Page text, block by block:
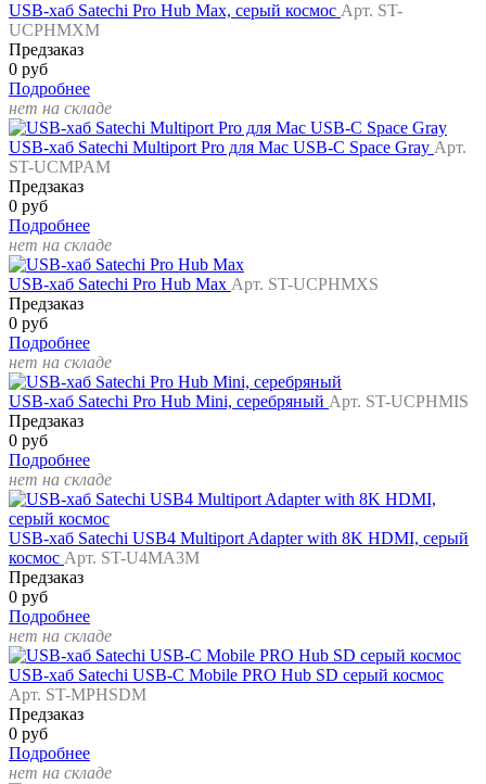
USB-хаб Satechi Pro Hub Max, серый космос Арт. ST-
UCPHMXM
Предзаказ
0 руб
Подробнее
нет на складе
USB-хаб Satechi Multiport Pro для Mac USB-C Space Gray Арт.
ST-UCMPAM
Предзаказ
0 руб
Подробнее
нет на складе
USB-хаб Satechi Pro Hub Max Арт. ST-UCPHMXS
Предзаказ
0 руб
Подробнее
нет на складе
USB-хаб Satechi Pro Hub Mini, серебряный Арт. ST-UCPHMIS
Предзаказ
0 руб
Подробнее
нет на складе
USB-хаб Satechi USB4 Multiport Adapter with 8K HDMI, серый
космос Арт. ST-U4MA3M
Предзаказ
0 руб
Подробнее
нет на складе
USB-хаб Satechi USB-C Mobile PRO Hub SD серый космос
Арт. ST-MPHSDM
Предзаказ
0 руб
Подробнее
нет на складе